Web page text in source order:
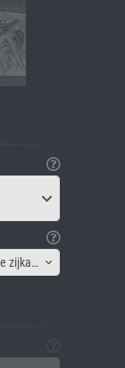
Canvas lijst - Afbeelding gespiegeld aan de zijkant